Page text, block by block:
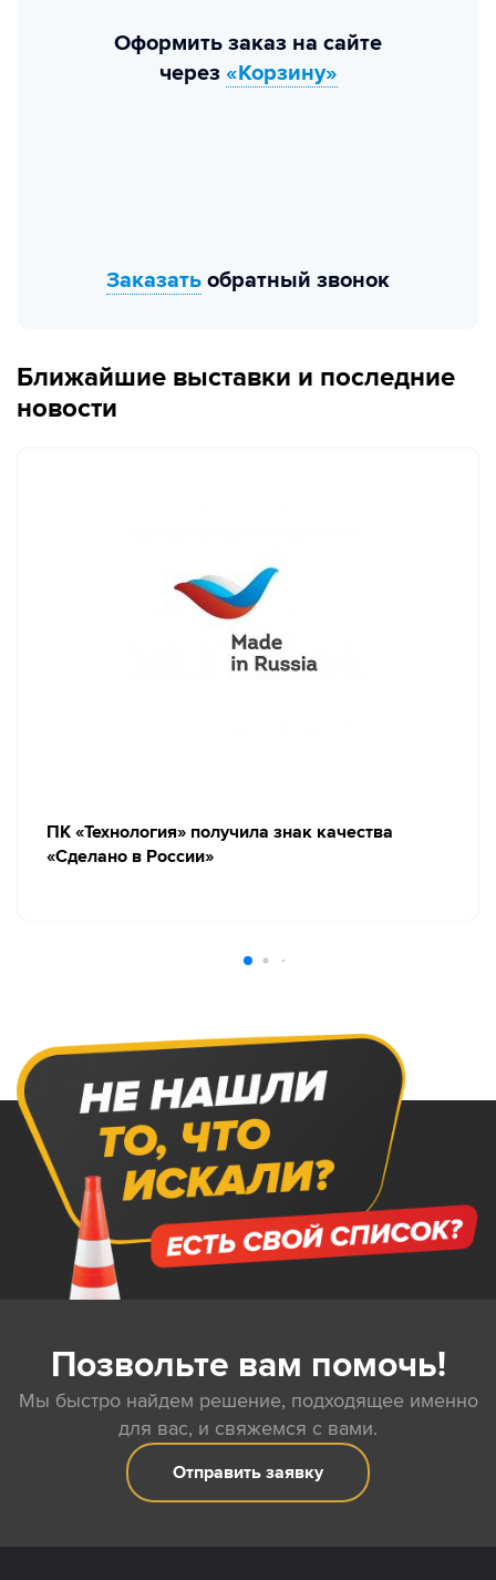
Оформить заказ на сайте
через «Корзину»
Заказать обратный звонок
Ближайшие выставки и последние
новости
ПК «Технология» получила знак качества
«Сделано в России»
Позвольте вам помочь!
Мы быстро найдем решение, подходящее именно
для вас, и свяжемся с вами.
Отправить заявку